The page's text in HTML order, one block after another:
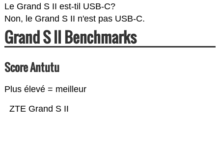
Le Grand S II est-til USB-C?
Non, le Grand S II n'est pas USB-C.
Grand S II Benchmarks
Score Antutu
Plus élevé = meilleur
ZTE Grand S II